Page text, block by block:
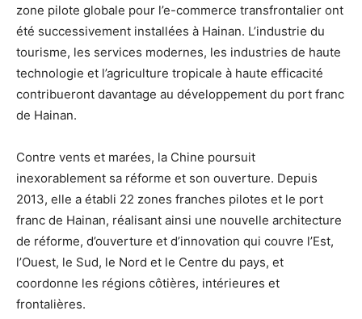
zone pilote globale pour l’e-commerce transfrontalier ont
été successivement installées à Hainan. L’industrie du
tourisme, les services modernes, les industries de haute
technologie et l’agriculture tropicale à haute efficacité
contribueront davantage au développement du port franc
de Hainan.
Contre vents et marées, la Chine poursuit
inexorablement sa réforme et son ouverture. Depuis
2013, elle a établi 22 zones franches pilotes et le port
franc de Hainan, réalisant ainsi une nouvelle architecture
de réforme, d’ouverture et d’innovation qui couvre l’Est,
l’Ouest, le Sud, le Nord et le Centre du pays, et
coordonne les régions côtières, intérieures et
frontalières.